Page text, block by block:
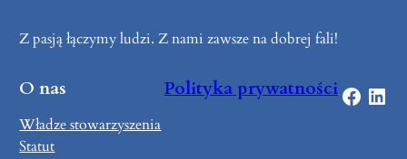
Z pasją łączymy ludzi. Z nami zawsze na dobrej fali!
O nas
Władze stowarzyszenia
Statut
Polityka prywatnościFacebook LinkedIn